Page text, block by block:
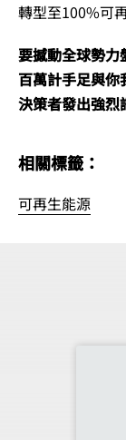
轉型至100%可
要撼動全球勢力
百萬計手足與
決策者發出強烈
相關標籤：
可再生能源